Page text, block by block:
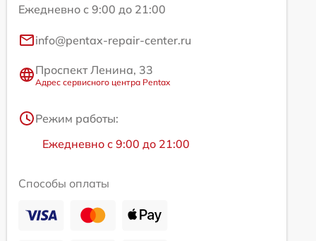
Ежедневно с 9:00 до 21:00
info@pentax-repair-center.ru
Проспект Ленина, 33
Адрес сервисного центра Pentax
Режим работы:
Ежедневно с 9:00 до 21:00
Способы оплаты